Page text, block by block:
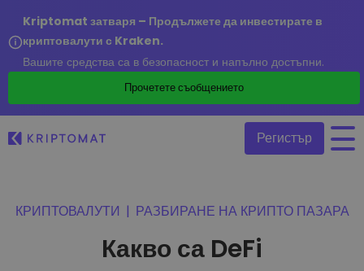
Kriptomat затваря – Продължете да инвестирате в
криптовалути с Kraken.
Вашите средства са в безопасност и напълно достъпни.
Прочетете съобщението
Всички цени
Над 300+ криптовалути
Топ печеливши & губещи
Регистър
/
КРИПТОВАЛУТИ | РАЗБИРАНЕ НА КРИПТО ПАЗАРА
Какво са DeFi